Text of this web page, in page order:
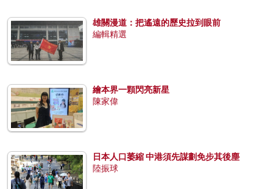
雄關漫道：把遙遠的歷史拉到眼前
編輯精選
繪本界一顆閃亮新星
陳家偉
日本人口萎縮 中港須先謀劃免步其後塵
陸振球